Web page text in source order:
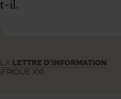
il.
LA LETTRE D’INFORMATION
XXI